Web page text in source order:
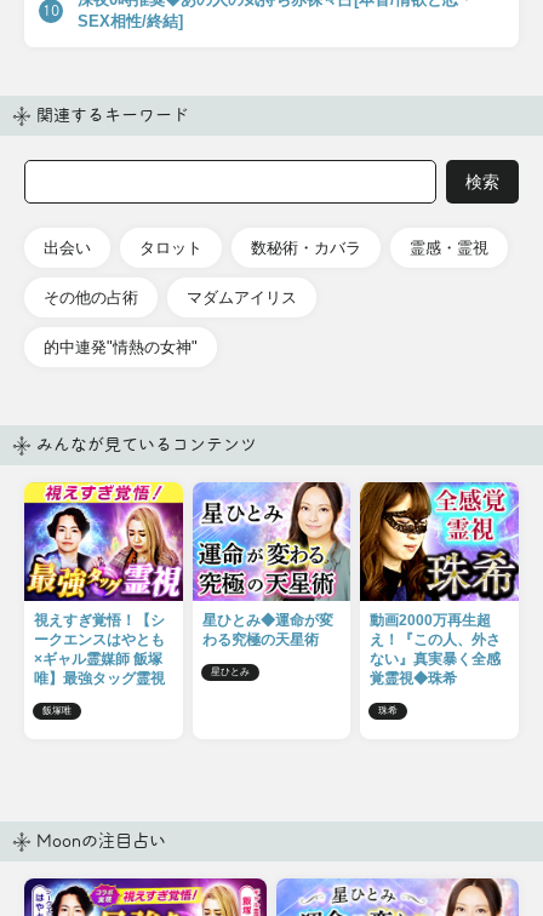
10
SEX相性/終結]
関連するキーワード
出会い タロット 数秘術・カバラ 霊感・霊視
その他の占術 マダムアイリス
的中連発"情熱の女神"
みんなが見ているコンテンツ
視えすぎ覚悟！【シ
ークエンスはやとも
×ギャル霊媒師 飯塚
唯】最強タッグ霊視
飯塚唯
星ひとみ◆運命が変
わる究極の天星術
星ひとみ
動画2000万再生超
え！『この人、外さ
ない』真実暴く全感
覚霊視◆珠希
珠希
Moonの注目占い